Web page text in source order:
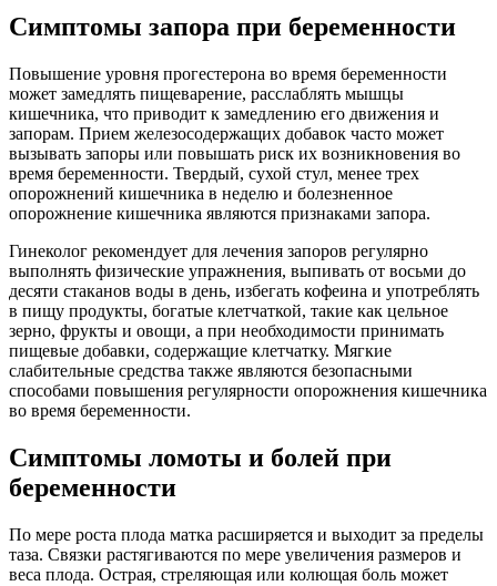
Симптомы запора при беременности
Повышение уровня прогестерона во время беременности
может замедлять пищеварение, расслаблять мышцы
кишечника, что приводит к замедлению его движения и
запорам. Прием железосодержащих добавок часто может
вызывать запоры или повышать риск их возникновения во
время беременности. Твердый, сухой стул, менее трех
опорожнений кишечника в неделю и болезненное
опорожнение кишечника являются признаками запора.
Гинеколог рекомендует для лечения запоров регулярно
выполнять физические упражнения, выпивать от восьми до
десяти стаканов воды в день, избегать кофеина и употреблять
в пищу продукты, богатые клетчаткой, такие как цельное
зерно, фрукты и овощи, а при необходимости принимать
пищевые добавки, содержащие клетчатку. Мягкие
слабительные средства также являются безопасными
способами повышения регулярности опорожнения кишечника
во время беременности.
Симптомы ломоты и болей при
беременности
По мере роста плода матка расширяется и выходит за пределы
таза. Связки растягиваются по мере увеличения размеров и
веса плода. Острая, стреляющая или колющая боль может